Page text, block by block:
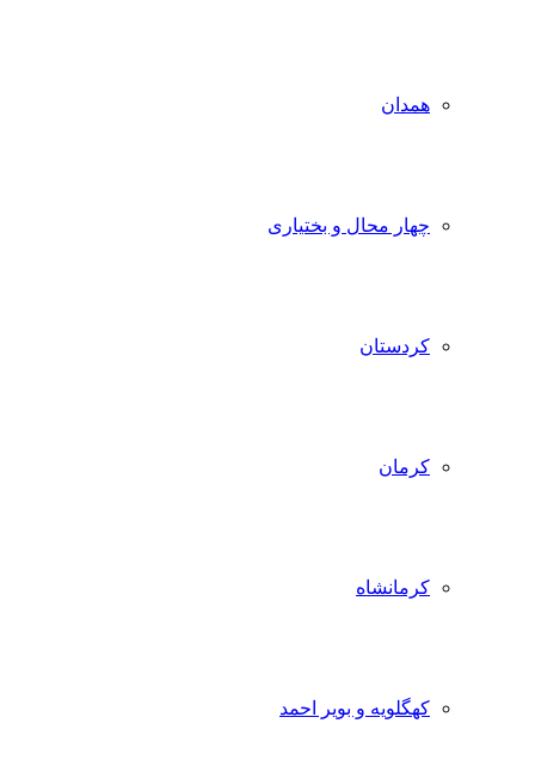
همدان
چهار محال و بختیاری
کردستان
کرمان
کرمانشاه
کهگلویه و بویر احمد